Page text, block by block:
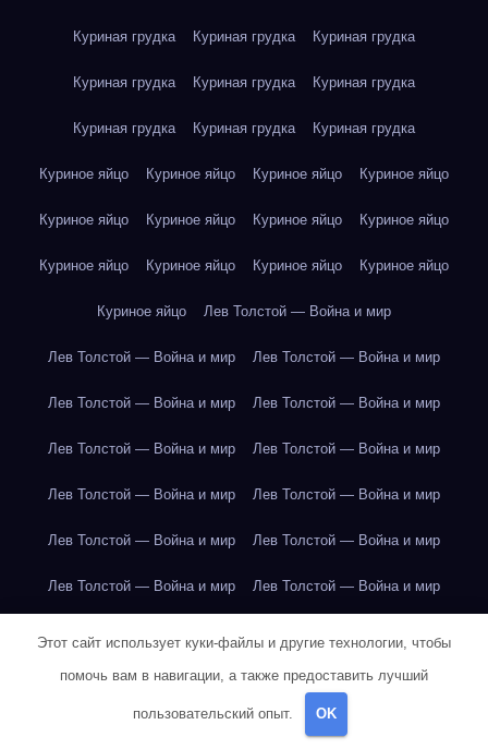
Куриная грудка Куриная грудка Куриная грудка
Куриная грудка Куриная грудка Куриная грудка
Куриная грудка Куриная грудка Куриная грудка
Куриное яйцо Куриное яйцо Куриное яйцо Куриное яйцо
Куриное яйцо Куриное яйцо Куриное яйцо Куриное яйцо
Куриное яйцо Куриное яйцо Куриное яйцо Куриное яйцо
Куриное яйцо Лев Толстой — Война и мир
Лев Толстой — Война и мир Лев Толстой — Война и мир
Лев Толстой — Война и мир Лев Толстой — Война и мир
Лев Толстой — Война и мир Лев Толстой — Война и мир
Лев Толстой — Война и мир Лев Толстой — Война и мир
Лев Толстой — Война и мир Лев Толстой — Война и мир
Лев Толстой — Война и мир Лев Толстой — Война и мир
Лондон Лондон Лондон Лондон Лондон Лондон
Лондон Лондон Лондон Лондон
Этот сайт использует куки-файлы и другие технологии, чтобы
помочь вам в навигации, а также предоставить лучший
пользовательский опыт. OK